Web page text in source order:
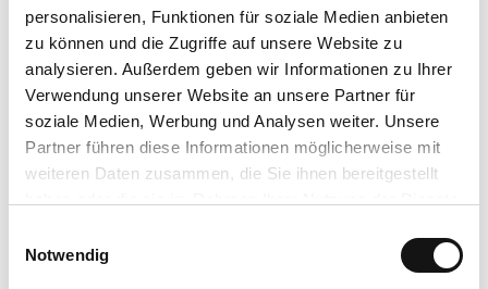
personalisieren, Funktionen für soziale Medien anbieten
zu können und die Zugriffe auf unsere Website zu
analysieren. Außerdem geben wir Informationen zu Ihrer
Verwendung unserer Website an unsere Partner für
soziale Medien, Werbung und Analysen weiter. Unsere
Partner führen diese Informationen möglicherweise mit
weiteren Daten zusammen, die Sie ihnen bereitgestellt
Notwendig